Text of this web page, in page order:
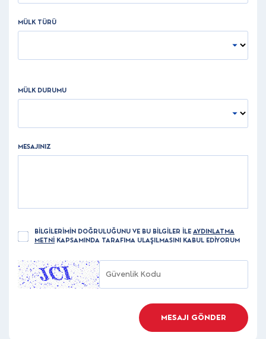
MÜLK TÜRÜ
MÜLK DURUMU
MESAJINIZ
BİLGİLERİMİN DOĞRULUĞUNU VE BU BİLGİLER İLE AYDINLATMA
METNİ
KAPSAMINDA TARAFIMA ULAŞILMASINI KABUL EDİYORUM
MESAJI GÖNDER